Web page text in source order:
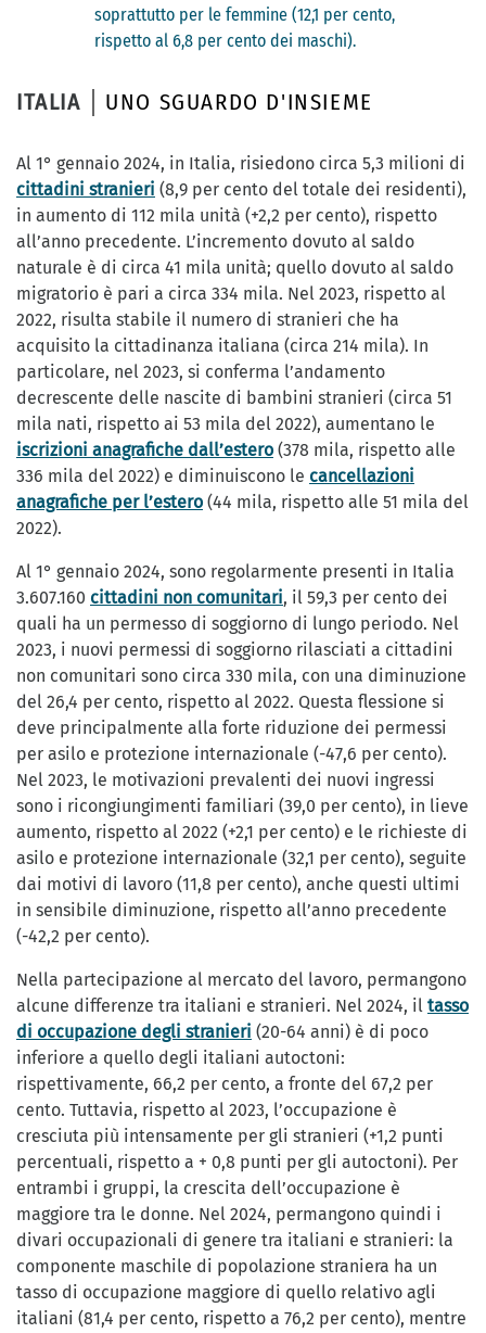
soprattutto per le femmine (12,1 per cento,
rispetto al 6,8 per cento dei maschi).
ITALIA UNO SGUARDO D'INSIEME
Al 1° gennaio 2024, in Italia, risiedono circa 5,3 milioni di
cittadini stranieri (8,9 per cento del totale dei residenti),
in aumento di 112 mila unità (+2,2 per cento), rispetto
all’anno precedente. L’incremento dovuto al saldo
naturale è di circa 41 mila unità; quello dovuto al saldo
migratorio è pari a circa 334 mila. Nel 2023, rispetto al
2022, risulta stabile il numero di stranieri che ha
acquisito la cittadinanza italiana (circa 214 mila). In
particolare, nel 2023, si conferma l’andamento
decrescente delle nascite di bambini stranieri (circa 51
mila nati, rispetto ai 53 mila del 2022), aumentano le
iscrizioni anagrafiche dall’estero (378 mila, rispetto alle
336 mila del 2022) e diminuiscono le cancellazioni
anagrafiche per l’estero (44 mila, rispetto alle 51 mila del
2022).
Al 1° gennaio 2024, sono regolarmente presenti in Italia
3.607.160 cittadini non comunitari, il 59,3 per cento dei
quali ha un permesso di soggiorno di lungo periodo. Nel
2023, i nuovi permessi di soggiorno rilasciati a cittadini
non comunitari sono circa 330 mila, con una diminuzione
del 26,4 per cento, rispetto al 2022. Questa flessione si
deve principalmente alla forte riduzione dei permessi
per asilo e protezione internazionale (-47,6 per cento).
Nel 2023, le motivazioni prevalenti dei nuovi ingressi
sono i ricongiungimenti familiari (39,0 per cento), in lieve
aumento, rispetto al 2022 (+2,1 per cento) e le richieste di
asilo e protezione internazionale (32,1 per cento), seguite
dai motivi di lavoro (11,8 per cento), anche questi ultimi
in sensibile diminuzione, rispetto all’anno precedente
(-42,2 per cento).
Nella partecipazione al mercato del lavoro, permangono
alcune differenze tra italiani e stranieri. Nel 2024, il tasso
di occupazione degli stranieri (20-64 anni) è di poco
inferiore a quello degli italiani autoctoni:
rispettivamente, 66,2 per cento, a fronte del 67,2 per
cento. Tuttavia, rispetto al 2023, l’occupazione è
cresciuta più intensamente per gli stranieri (+1,2 punti
percentuali, rispetto a + 0,8 punti per gli autoctoni). Per
entrambi i gruppi, la crescita dell’occupazione è
maggiore tra le donne. Nel 2024, permangono quindi i
divari occupazionali di genere tra italiani e stranieri: la
componente maschile di popolazione straniera ha un
tasso di occupazione maggiore di quello relativo agli
italiani (81,4 per cento, rispetto a 76,2 per cento), mentre